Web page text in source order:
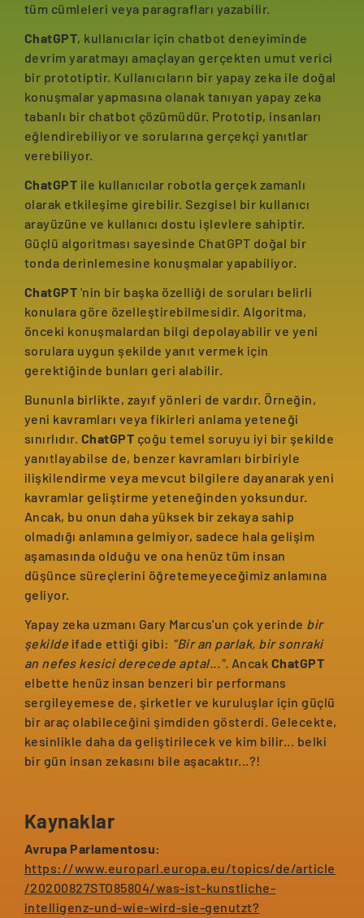
tüm cümleleri veya paragrafları yazabilir.
ChatGPT, kullanıcılar için chatbot deneyiminde
devrim yaratmayı amaçlayan gerçekten umut verici
bir prototiptir. Kullanıcıların bir yapay zeka ile doğal
konuşmalar yapmasına olanak tanıyan yapay zeka
tabanlı bir chatbot çözümüdür. Prototip, insanları
eğlendirebiliyor ve sorularına gerçekçi yanıtlar
verebiliyor.
ChatGPT ile kullanıcılar robotla gerçek zamanlı
olarak etkileşime girebilir. Sezgisel bir kullanıcı
arayüzüne ve kullanıcı dostu işlevlere sahiptir.
Güçlü algoritması sayesinde ChatGPT doğal bir
tonda derinlemesine konuşmalar yapabiliyor.
ChatGPT 'nin bir başka özelliği de soruları belirli
konulara göre özelleştirebilmesidir. Algoritma,
önceki konuşmalardan bilgi depolayabilir ve yeni
sorulara uygun şekilde yanıt vermek için
gerektiğinde bunları geri alabilir.
Bununla birlikte, zayıf yönleri de vardır. Örneğin,
yeni kavramları veya fikirleri anlama yeteneği
sınırlıdır. ChatGPT çoğu temel soruyu iyi bir şekilde
yanıtlayabilse de, benzer kavramları birbiriyle
ilişkilendirme veya mevcut bilgilere dayanarak yeni
kavramlar geliştirme yeteneğinden yoksundur.
Ancak, bu onun daha yüksek bir zekaya sahip
olmadığı anlamına gelmiyor, sadece hala gelişim
aşamasında olduğu ve ona henüz tüm insan
düşünce süreçlerini öğretemeyeceğimiz anlamına
geliyor.
Yapay zeka uzmanı Gary Marcus'un çok yerinde bir
şekilde ifade ettiği gibi: "Bir an parlak, bir sonraki
an nefes kesici derecede aptal...". Ancak ChatGPT
elbette henüz insan benzeri bir performans
sergileyemese de, şirketler ve kuruluşlar için güçlü
bir araç olabileceğini şimdiden gösterdi. Gelecekte,
kesinlikle daha da geliştirilecek ve kim bilir... belki
bir gün insan zekasını bile aşacaktır...?!
Kaynaklar
Avrupa Parlamentosu:
https://www.europarl.europa.eu/topics/de/article
/20200827STO85804/was-ist-kunstliche-
intelligenz-und-wie-wird-sie-genutzt?